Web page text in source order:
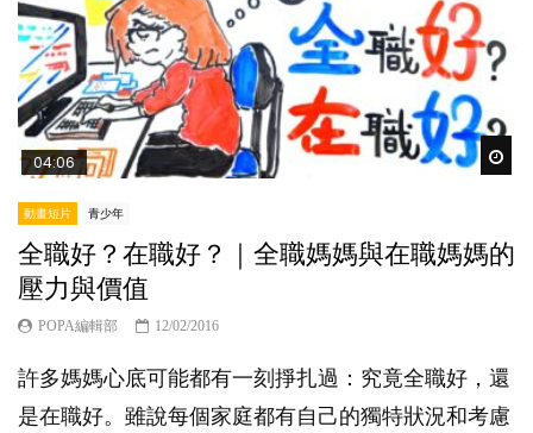
04:06
動畫短片 青少年
全職好？在職好？｜全職媽媽與在職媽媽的
壓力與價值
POPA編輯部 12/02/2016
許多媽媽心底可能都有一刻掙扎過：究竟全職好，還
是在職好。雖說每個家庭都有自己的獨特狀況和考慮